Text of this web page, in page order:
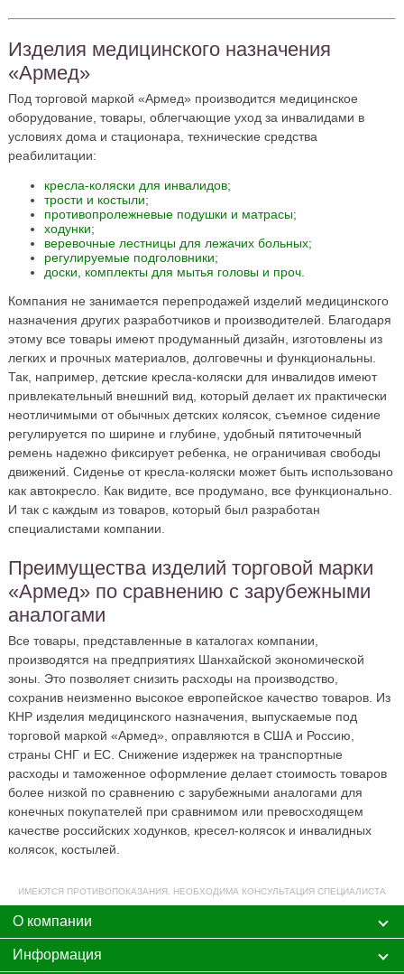
Изделия медицинского назначения
«Армед»
Под торговой маркой «Армед» производится медицинское
оборудование, товары, облегчающие уход за инвалидами в
условиях дома и стационара, технические средства
реабилитации:
кресла-коляски для инвалидов;
трости и костыли;
противопролежневые подушки и матрасы;
ходунки;
веревочные лестницы для лежачих больных;
регулируемые подголовники;
доски, комплекты для мытья головы и проч.
Компания не занимается перепродажей изделий медицинского
назначения других разработчиков и производителей. Благодаря
этому все товары имеют продуманный дизайн, изготовлены из
легких и прочных материалов, долговечны и функциональны.
Так, например, детские кресла-коляски для инвалидов имеют
привлекательный внешний вид, который делает их практически
неотличимыми от обычных детских колясок, съемное сидение
регулируется по ширине и глубине, удобный пятиточечный
ремень надежно фиксирует ребенка, не ограничивая свободы
движений. Сиденье от кресла-коляски может быть использовано
как автокресло. Как видите, все продумано, все функционально.
И так с каждым из товаров, который был разработан
специалистами компании.
Преимущества изделий торговой марки
«Армед» по сравнению с зарубежными
аналогами
Все товары, представленные в каталогах компании,
производятся на предприятиях Шанхайской экономической
зоны. Это позволяет снизить расходы на производство,
сохранив неизменно высокое европейское качество товаров. Из
КНР изделия медицинского назначения, выпускаемые под
торговой маркой «Армед», оправляются в США и Россию,
страны СНГ и ЕС. Снижение издержек на транспортные
расходы и таможенное оформление делает стоимость товаров
более низкой по сравнению с зарубежными аналогами для
конечных покупателей при сравнимом или превосходящем
качестве российских ходунков, кресел-колясок и инвалидных
колясок, костылей.
ИМЕЮТСЯ ПРОТИВОПОКАЗАНИЯ. НЕОБХОДИМА КОНСУЛЬТАЦИЯ СПЕЦИАЛИСТА
О компании
Информация